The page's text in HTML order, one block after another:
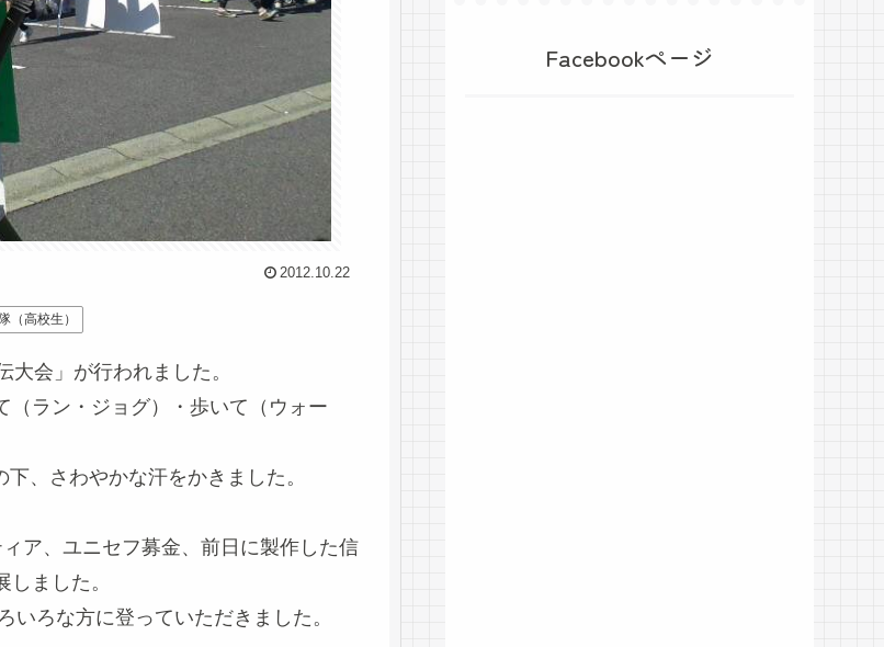
2012.10.22
（高校生）
会」が行われました。
（ラン・ジョグ）・歩いて（ウォー
、さわやかな汗をかきました。
ア、ユニセフ募金、前日に製作した信
ました。
ろな方に登っていただきました。
Facebookページ